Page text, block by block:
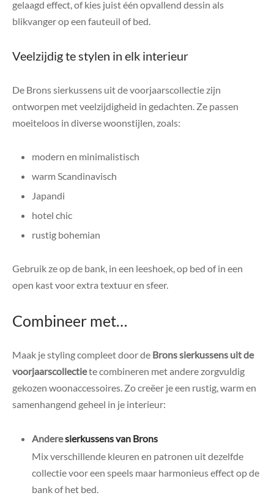
gelaagd effect, of kies juist één opvallend dessin als
blikvanger op een fauteuil of bed.
Veelzijdig te stylen in elk interieur
De Brons sierkussens uit de voorjaarscollectie zijn
ontworpen met veelzijdigheid in gedachten. Ze passen
moeiteloos in diverse woonstijlen, zoals:
modern en minimalistisch
warm Scandinavisch
Japandi
hotel chic
rustig bohemian
Gebruik ze op de bank, in een leeshoek, op bed of in een
open kast voor extra textuur en sfeer.
Combineer met…
Maak je styling compleet door de Brons sierkussens uit de
voorjaarscollectiete combineren met andere zorgvuldig
gekozen woonaccessoires. Zo creëer je een rustig, warm en
samenhangend geheel in je interieur:
Anderesierkussens van Brons
Mix verschillende kleuren en patronen uit dezelfde
collectie voor een speels maar harmonieus effect op de
bank of het bed.